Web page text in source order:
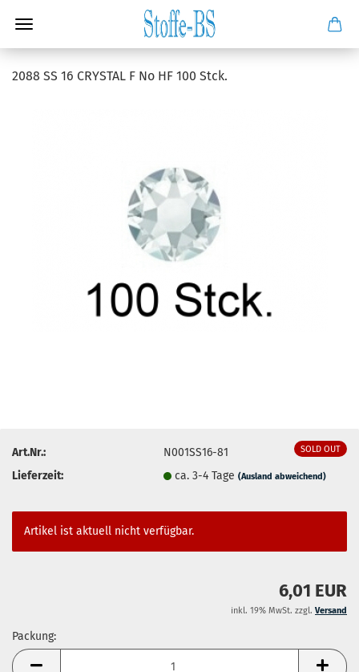
2088 SS 16 CRYSTAL F No HF 100 Stck.
SOLD OUT
Art.Nr.:
N001SS16-81
Lieferzeit:
ca. 3-4 Tage(Ausland abweichend)
Artikel ist aktuell nicht verfügbar.
6,01 EUR
inkl. 19% MwSt. zzgl. Versand
Packung:
Packung